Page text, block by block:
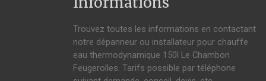
Trouvez toutes les informations en contactant
notre dépanneur ou installateur pour chauffe
eau thermodynamique 150l Le Chambon
Feugerolles. Tarifs possible par téléphone